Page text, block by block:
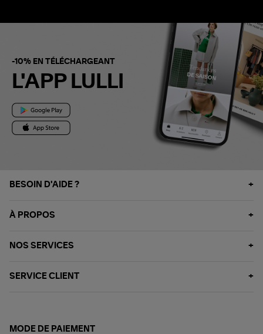
-10% EN TÉLÉCHARGEANT
L'APP LULLI
BESOIN D'AIDE ?
À PROPOS
NOS SERVICES
SERVICE CLIENT
MODE DE PAIEMENT